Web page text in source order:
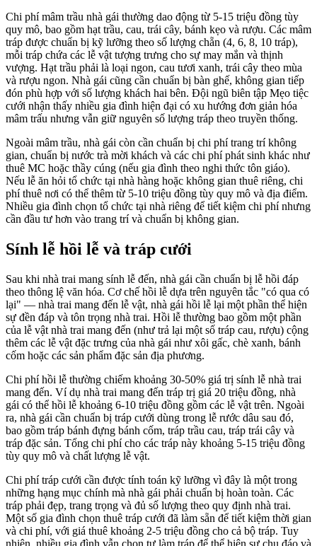
Chi phí mâm trầu nhà gái thường dao động từ 5-15 triệu đồng tùy
quy mô, bao gồm hạt trầu, cau, trái cây, bánh kẹo và rượu. Các mâm
tráp được chuẩn bị kỹ lưỡng theo số lượng chẵn (4, 6, 8, 10 tráp),
mỗi tráp chứa các lễ vật tượng trưng cho sự may mắn và thịnh
vượng. Hạt trầu phải là loại ngon, cau tươi xanh, trái cây theo mùa
và rượu ngon. Nhà gái cũng cần chuẩn bị bàn ghế, không gian tiếp
đón phù hợp với số lượng khách hai bên. Đội ngũ biên tập Mẹo tiệc
cưới nhận thấy nhiều gia đình hiện đại có xu hướng đơn giản hóa
mâm trấu nhưng vẫn giữ nguyên số lượng tráp theo truyền thống.
Ngoài mâm trầu, nhà gái còn cần chuẩn bị chi phí trang trí không
gian, chuẩn bị nước trà mời khách và các chi phí phát sinh khác như
thuê MC hoặc thầy cúng (nếu gia đình theo nghi thức tôn giáo).
Nếu lễ ăn hỏi tổ chức tại nhà hàng hoặc không gian thuê riêng, chi
phí thuê nơi có thể thêm từ 5-10 triệu đồng tùy quy mô và địa điểm.
Nhiều gia đình chọn tổ chức tại nhà riêng để tiết kiệm chi phí nhưng
cần đầu tư hơn vào trang trí và chuẩn bị không gian.
Sính lễ hồi lễ và tráp cưới
Sau khi nhà trai mang sính lễ đến, nhà gái cần chuẩn bị lễ hồi đáp
theo thông lệ văn hóa. Cơ chế hồi lễ dựa trên nguyên tắc "có qua có
lại" — nhà trai mang đến lễ vật, nhà gái hồi lễ lại một phần thể hiện
sự đền đáp và tôn trọng nhà trai. Hồi lễ thường bao gồm một phần
của lễ vật nhà trai mang đến (như trả lại một số tráp cau, rượu) cộng
thêm các lễ vật đặc trưng của nhà gái như xôi gấc, chè xanh, bánh
cốm hoặc các sản phẩm đặc sản địa phương.
Chi phí hồi lễ thường chiếm khoảng 30-50% giá trị sính lễ nhà trai
mang đến. Ví dụ nhà trai mang đến tráp trị giá 20 triệu đồng, nhà
gái có thể hồi lễ khoảng 6-10 triệu đồng gồm các lễ vật trên. Ngoài
ra, nhà gái cần chuẩn bị tráp cưới dùng trong lễ rước dâu sau đó,
bao gồm tráp bánh đựng bánh cốm, tráp trầu cau, tráp trái cây và
tráp đặc sản. Tổng chi phí cho các tráp này khoảng 5-15 triệu đồng
tùy quy mô và chất lượng lễ vật.
Chi phí tráp cưới cần được tính toán kỹ lưỡng vì đây là một trong
những hạng mục chính mà nhà gái phải chuẩn bị hoàn toàn. Các
tráp phải đẹp, trang trọng và đủ số lượng theo quy định nhà trai.
Một số gia đình chọn thuê tráp cưới đã làm sẵn để tiết kiệm thời gian
và chi phí, với giá thuê khoảng 2-5 triệu đồng cho cả bộ tráp. Tuy
nhiên, nhiều gia đình vẫn chọn tự làm tráp để thể hiện sự chu đáo và